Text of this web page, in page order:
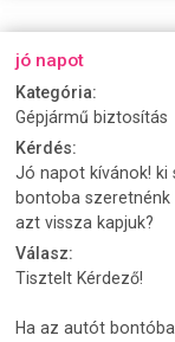
jó napot
Kategória:
Gépjármű biztosítás
Kérdés:
Jó napot kívánok!
bontoba
azt vissza kapjuk?
Válasz:
Tisztelt Kérdező!
Ha az autót